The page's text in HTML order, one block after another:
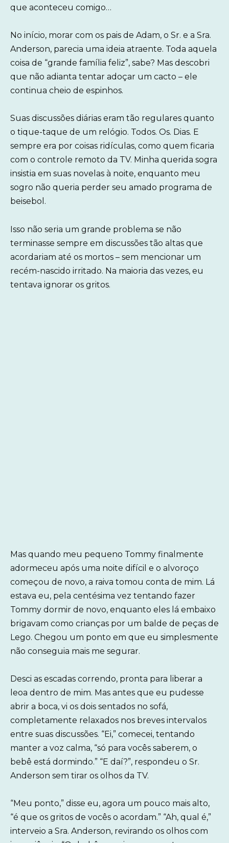
que aconteceu comigo…
No início, morar com os pais de Adam, o Sr. e a Sra.
Anderson, parecia uma ideia atraente. Toda aquela
coisa de “grande família feliz”, sabe? Mas descobri
que não adianta tentar adoçar um cacto – ele
continua cheio de espinhos.
Suas discussões diárias eram tão regulares quanto
o tique-taque de um relógio. Todos. Os. Dias. E
sempre era por coisas ridículas, como quem ficaria
com o controle remoto da TV. Minha querida sogra
insistia em suas novelas à noite, enquanto meu
sogro não queria perder seu amado programa de
beisebol.
Isso não seria um grande problema se não
terminasse sempre em discussões tão altas que
acordariam até os mortos – sem mencionar um
recém-nascido irritado. Na maioria das vezes, eu
tentava ignorar os gritos.
Mas quando meu pequeno Tommy finalmente
adormeceu após uma noite difícil e o alvoroço
começou de novo, a raiva tomou conta de mim. Lá
estava eu, pela centésima vez tentando fazer
Tommy dormir de novo, enquanto eles lá embaixo
brigavam como crianças por um balde de peças de
Lego. Chegou um ponto em que eu simplesmente
não conseguia mais me segurar.
Desci as escadas correndo, pronta para liberar a
leoa dentro de mim. Mas antes que eu pudesse
abrir a boca, vi os dois sentados no sofá,
completamente relaxados nos breves intervalos
entre suas discussões. “Ei,” comecei, tentando
manter a voz calma, “só para vocês saberem, o
bebê está dormindo.” “E daí?”, respondeu o Sr.
Anderson sem tirar os olhos da TV.
“Meu ponto,” disse eu, agora um pouco mais alto,
“é que os gritos de vocês o acordam.” “Ah, qual é,”
interveio a Sra. Anderson, revirando os olhos com